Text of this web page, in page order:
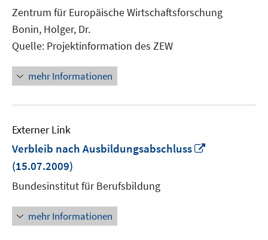
öffnen
Zentrum für Europäische Wirtschaftsforschung
Bonin, Holger, Dr.
Quelle: Projektinformation des ZEW
mehr Informationen
Externer Link
Verbleib nach Ausbildungsabschluss
(15.07.2009)
Bundesinstitut für Berufsbildung
mehr Informationen